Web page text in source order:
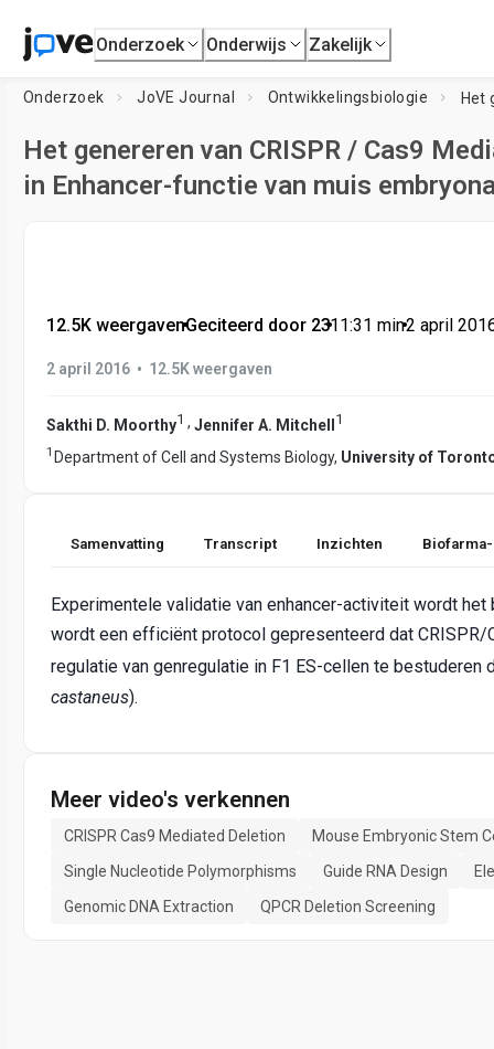
Onderzoek Onderwijs Zakelijk
Onderzoek JoVE Journal Ontwikkelingsbiologie
Het genereren van CRISPR / Cas9
in Enhancer-functie van muis
12.5K weergaven•Geciteerd door 23•11:31 min•2 april
2 april 2016 • 12.5K weergaven
Sakthi D. Moorthy1 , Jennifer A. Mitchell 1
1 Department of Cell and Systems Biology, University of
Samenvatting Transcript Inzichten
Experimentele validatie van enhancer-activiteit wordt
wordt een efficiënt protocol gepresenteerd dat
regulatie van genregulatie in F1 ES-cellen te bestuderen
castaneus).
Meer video's verkennen
CRISPR Cas9 Mediated Deletion
Mouse Embryonic Stem
Single Nucleotide Polymorphisms
Guide RNA Design
Genomic DNA Extraction
QPCR Deletion Screening